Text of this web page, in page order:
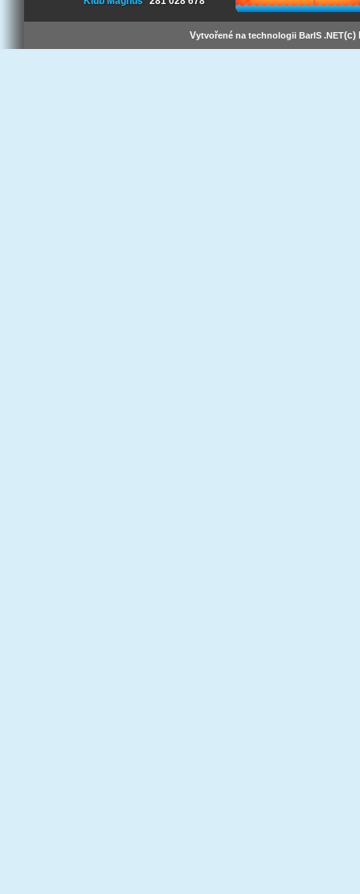
Vytvořené na technologii BarIS .NET(c)